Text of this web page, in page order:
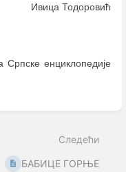
Ивица Тодоровић
Српске енциклопедије
Следећи
БАБИЦЕ ГОРЊЕ